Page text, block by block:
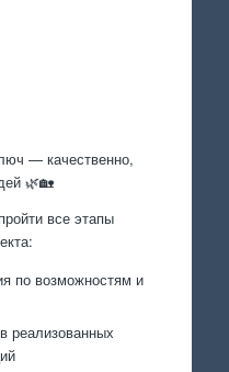
— качественно,
🌿🏡
все этапы
по возможностям и
реализованных